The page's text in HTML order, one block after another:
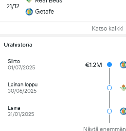
21/12
Getafe
Katso kaikki
Urahistoria
Siirto
01/07/2025
€1.2M
Lainan loppu
30/06/2025
Laina
31/01/2025
Näytä enemmän